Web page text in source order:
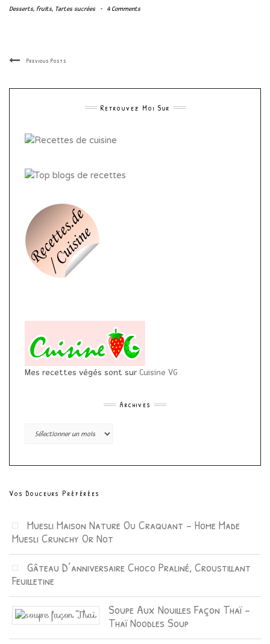
Desserts, fruits, Tartes sucrées - 4 Comments
Previous Posts
Retrouvez Moi Sur
Mes recettes végés sont sur Cuisine VG
Archives
Archives
Vos Douceurs Préférées
Muesli Maison Nature Ou Craquant – Home Made
Muesli Crunchy Or Not
Gâteau D’anniversaire Choco Praliné, Croustillant
Feuilletine
Soupe Aux Nouilles Façon Thaï –
Thaï Noodles Soup